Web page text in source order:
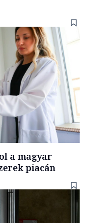
a magyar
piacán